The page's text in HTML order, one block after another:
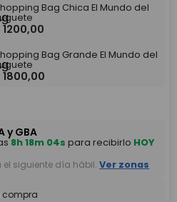
Bag Chica El Mundo del
1200,00
Bag Grande El Mundo del
1800,00
y GBA
8h 18m 04s para recibirlo HOY
el siguiente día hábil. Ver zonas
compra